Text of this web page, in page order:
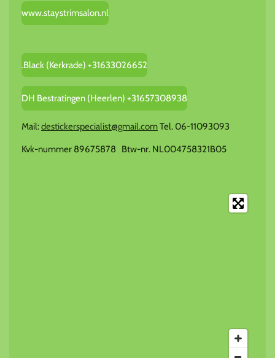
www.staystrimsalon.nl
.Black (Kerkrade) +31633026652
DH Bestratingen (Heerlen) +31657308938
Mail:destickerspecialist@gmail.comTel. 06-11093093
Kvk-nummer 89675878 Btw-nr. NL004758321B05